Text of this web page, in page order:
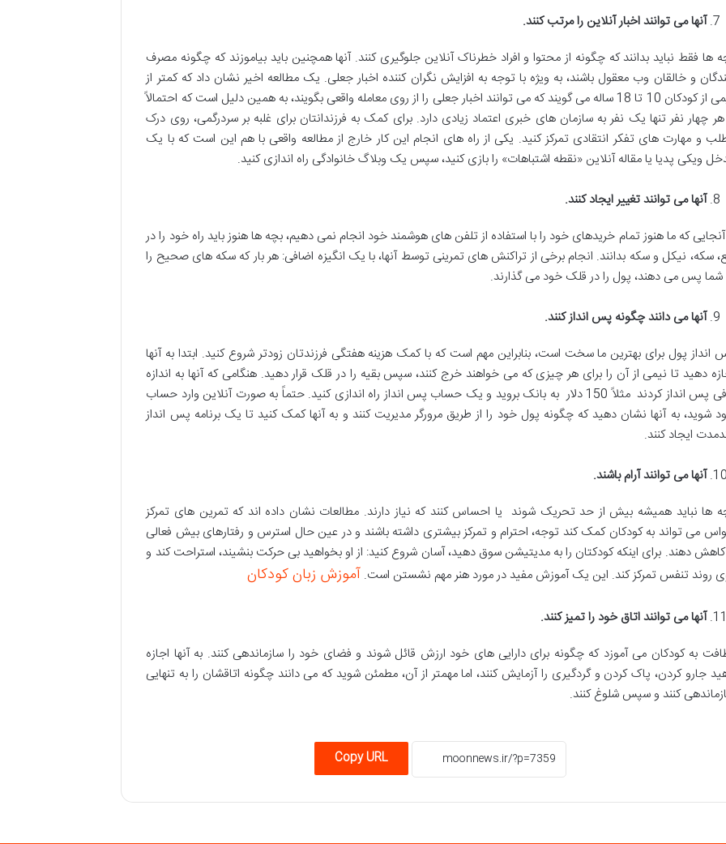
آنها می توانند اخبار آنلاین را مرتب کنند.
ها فقط نباید بدانند که چگونه از محتوا و افراد خطرناک آنلاین جلوگیری کنند. آنها همچنین باید بیاموزند که چگونه مصرف
و خالقان وب معقول باشند، به ویژه با توجه به افزایش نگران کننده اخبار جعلی. یک مطالعه اخیر نشان داد که کمتر از
نیمی از کودکان 10 تا 18 ساله می گویند که می توانند اخبار جعلی را از روی معامله واقعی بگویند، به همین دلیل است که احتمالاً
هر چهار نفر تنها یک نفر به سازمان های خبری اعتماد زیادی دارد. برای کمک به فرزندانتان برای غلبه بر سردرگمی، روی درک
و مهارت های تفکر انتقادی تمرکز کنید. یکی از راه های انجام این کار خارج از مطالعه واقعی با هم این است که با یک
ویکی پدیا یا مقاله آنلاین «نقطه اشتباهات» را بازی کنید، سپس یک وبلاگ خانوادگی راه اندازی کنید.
آنها می توانند تغییر ایجاد کنند.
آنجایی که ما هنوز تمام خریدهای خود را با استفاده از تلفن های هوشمند خود انجام نمی دهیم، بچه ها هنوز باید راه خود را در
سکه، نیکل و سکه بدانند. انجام برخی از تراکنش های تمرینی توسط آنها، با یک انگیزه اضافی: هر بار که سکه های صحیح را
شما پس می دهند، پول را در قلک خود می گذارند.
آنها می دانند چگونه پس انداز کنند.
انداز پول برای بهترین ما سخت است، بنابراین مهم است که با کمک هزینه هفتگی فرزندتان زودتر شروع کنید. ابتدا به آنها
دهید تا نیمی از آن را برای هر چیزی که می خواهند خرج کنند، سپس بقیه را در قلک قرار دهید. هنگامی که آنها به اندازه
کافی پس انداز کردند مثلاً 150 دلار به بانک بروید و یک حساب پس انداز راه اندازی کنید. حتماً به صورت آنلاین وارد حساب
شوید، به آنها نشان دهید که چگونه پول خود را از طریق مرورگر مدیریت کنند و به آنها کمک کنید تا یک برنامه پس انداز
ایجاد کنند.
آنها می توانند آرام باشند.
ها نباید همیشه بیش از حد تحریک شوند یا احساس کنند که نیاز دارند. مطالعات نشان داده اند که تمرین های تمرکز
می تواند به کودکان کمک کند توجه، احترام و تمرکز بیشتری داشته باشند و در عین حال استرس و رفتارهای بیش فعالی
کاهش دهند. برای اینکه کودکتان را به مدیتیشن سوق دهید، آسان شروع کنید: از او بخواهید بی حرکت بنشیند، استراحت کند و
روند تنفس تمرکز کند. این یک آموزش مفید در مورد هنر مهم نشستن است.آموزش زبان کودکان
آنها می توانند اتاق خود را تمیز کنند.
به کودکان می آموزد که چگونه برای دارایی های خود ارزش قائل شوند و فضای خود را سازماندهی کنند. به آنها اجازه
جارو کردن، پاک کردن و گردگیری را آزمایش کنند، اما مهمتر از آن، مطمئن شوید که می دانند چگونه اتاقشان را به تنهایی
کنند و سپس شلوغ کنند.
Copy URL